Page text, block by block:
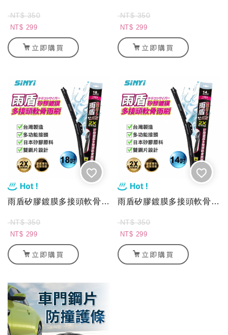
NT$ 350
NT$ 299
立即購買
NT$ 350
NT$ 299
立即購買
雨盾矽膠鍍膜多接頭軟骨雨刷-18吋
NT$ 350
NT$ 299
立即購買
雨盾矽膠鍍膜多接頭軟骨雨刷-14吋
NT$ 350
NT$ 299
立即購買